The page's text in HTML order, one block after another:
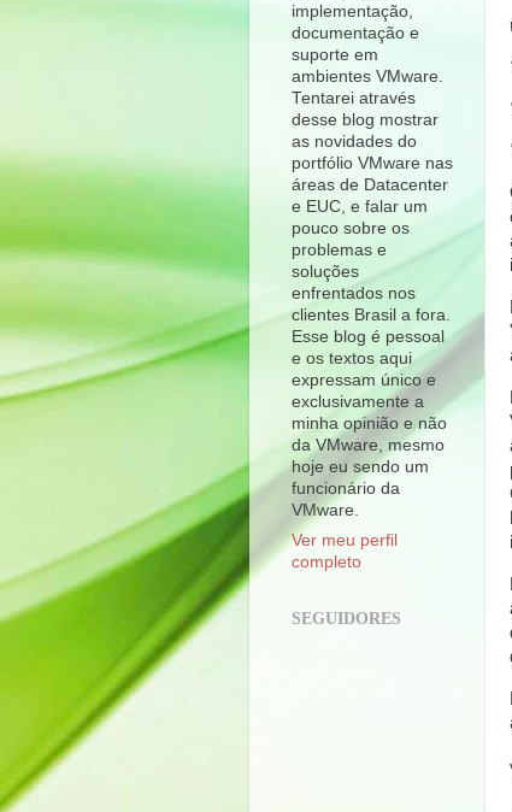
implementação,
documentação e
suporte em
ambientes VMware.
Tentarei através
desse blog mostrar
as novidades do
portfólio VMware nas
áreas de Datacenter
e EUC, e falar um
pouco sobre os
problemas e
soluções
enfrentados nos
clientes Brasil a fora.
Esse blog é pessoal
e os textos aqui
expressam único e
exclusivamente a
minha opinião e não
da VMware, mesmo
hoje eu sendo um
funcionário da
VMware.
Ver meu perfil
completo
SEGUIDORES